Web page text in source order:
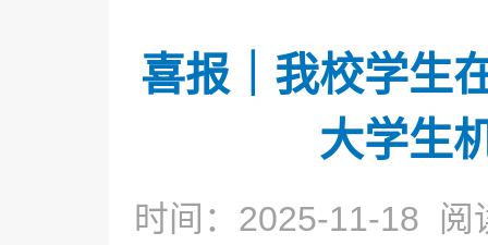
喜报｜我校学生
大学生
时间：2025-11-18 阅